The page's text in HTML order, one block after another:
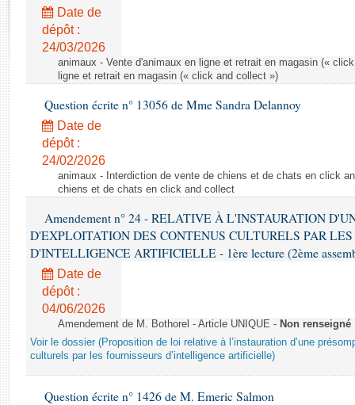
Rapports législatifs
Rapports sur l'application des lois
Baromètre de l’application des lois
Dossiers législatifs
Budget et sécurité sociale
Questions écrites et orales
Comptes rendus des débats
Date de
dépôt :
24/03/2026
animaux - Vente d'animaux en ligne et retrait en magasin («
ligne et retrait en magasin (« click and collect »)
Question écrite n° 13056 de Mme Sandra Delannoy
Date de
dépôt :
24/02/2026
animaux - Interdiction de vente de chiens et de chats en click
chiens et de chats en click and collect
Amendement n° 24 - RELATIVE À L'INSTAURATION
D'EXPLOITATION DES CONTENUS CULTURELS PAR LES
D'INTELLIGENCE ARTIFICIELLE - 1ère lecture (2ème
Date de
dépôt :
04/06/2026
Amendement de M. Bothorel - Article UNIQUE - Non renseigné
Voir le dossier (Proposition de loi relative à l’instauration d’une
culturels par les fournisseurs d’intelligence artificielle)
Question écrite n° 1426 de M. Emeric Salmon